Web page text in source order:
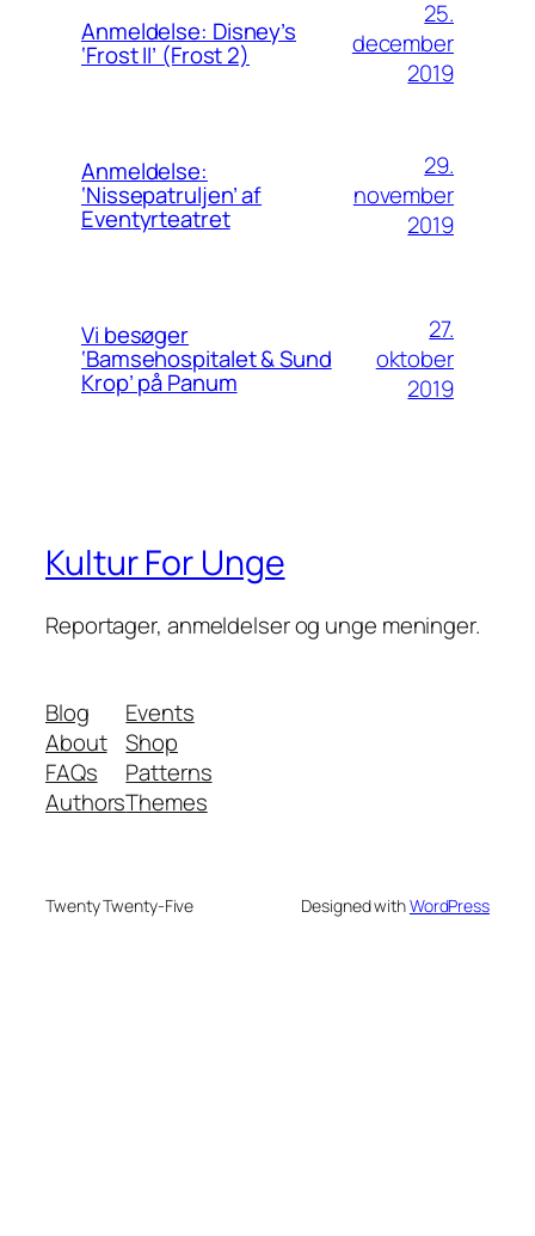
Anmeldelse: Disney’s
‘Frost II’ (Frost 2)
25.
december
2019
Anmeldelse:
‘Nissepatruljen’ af
Eventyrteatret
29.
november
2019
Vi besøger
‘Bamsehospitalet & Sund
Krop’ på Panum
27.
oktober
2019
Kultur For Unge
Reportager, anmeldelser og unge meninger.
Blog
About
FAQs
Authors
Events
Shop
Patterns
Themes
Twenty Twenty-Five Designed withWordPress